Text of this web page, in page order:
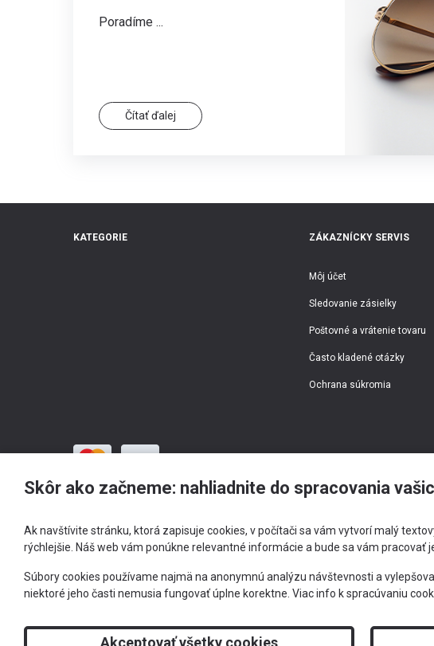
Poradíme ...
Čítať ďalej
KATEGORIE ZÁKAZNÍCKY SERVIS
Môj účet
Sledovanie zásielky
Poštovné a vrátenie tovaru
Často kladené otázky
Ochrana súkromia
+421 905 303
2026 © RS Optima s.r.o.
Skôr ako začneme: nahliadnite do spracovania
Ak navštívite stránku, ktorá zapisuje cookies, v počítači sa vám vytvorí malý
rýchlejšie. Náš web vám ponúkne relevantné informácie a bude sa vám pracovať
Súbory cookies používame najmä na anonymnú analýzu návštevnosti a
niektoré jeho časti nemusia fungovať úplne korektne. Viac info k spracúvaniu
Akceptovať všetky cookies